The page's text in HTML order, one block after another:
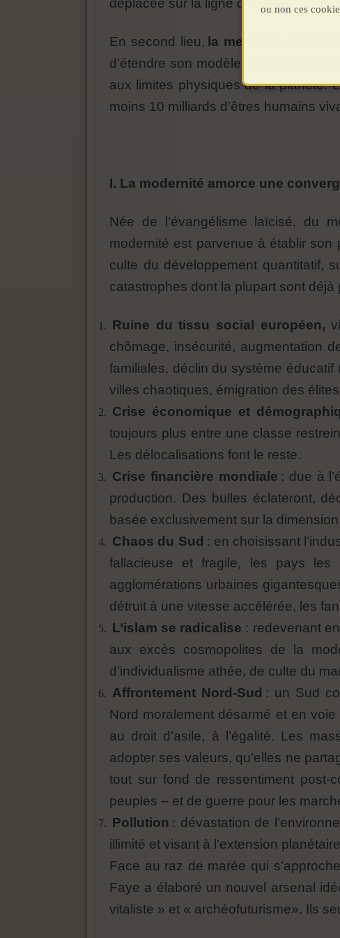
déplacée sur la ligne d’arrivée.
En second lieu, la mentalité
d’étendre son modèle socio-
aux limites physiques de la planète.
moins 10 milliards d’êtres humains
I. La modernité amorce une
Née de l’évangélisme laïcisé, du
modernité est parvenue à établir son
culte du développement quantitatif,
catastrophes dont la plupart sont déjà
Ruine du tissu social européen,
chômage, insécurité, augmentation
familiales, déclin du système
villes chaotiques, émigration des
Crise économique et
toujours plus entre une classe
Les délocalisations font le reste.
Crise financière mondiale : due à
production. Des bulles éclateront,
basée exclusivement sur la
Chaos du Sud : en choisissant
fallacieuse et fragile, les pays
agglomérations urbaines
détruit à une vitesse accélérée, les
L’islam se radicalise : redevenant
aux excès cosmopolites de la
d’individualisme athée, de culte du
Affrontement Nord-Sud : un Sud
Nord moralement désarmé et en
au droit d’asile, à l’égalité. Les
adopter ses valeurs, qu’elles ne
tout sur fond de ressentiment post-
peuples – et de guerre pour les
Pollution : dévastation de
illimité et visant à l’extension
Face au raz de marée qui
Faye a élaboré un nouvel arsenal
vitaliste » et « archéofuturisme». Ils
ou non ces